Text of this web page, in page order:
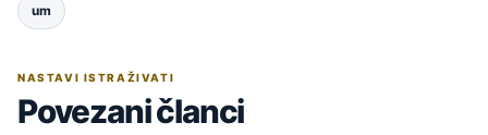
um
NASTAVI ISTRAŽIVATI
Povezani članci